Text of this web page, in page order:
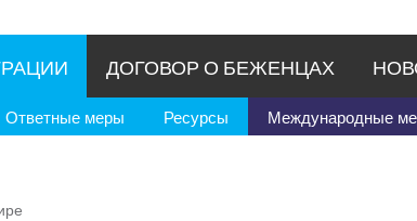
Ответные меры Ресурсы Международные
ДОГОВОР О БЕЖЕНЦАХ